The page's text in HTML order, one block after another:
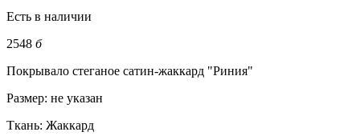
Есть в наличии
2548 б
Покрывало стеганое сатин-жаккард "Риния"
Размер: не указан
Ткань: Жаккард